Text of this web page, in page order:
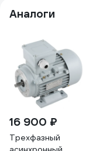
Аналоги
16 900 ₽
Трехфазный